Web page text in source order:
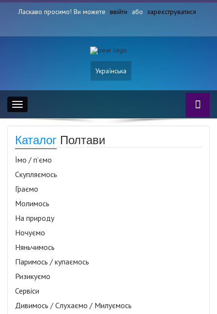
Ласкаво просимо! Ви можете ввійти або зареєструватися
Українська
Toggle
navigation
Каталог Полтави
Їмо / п’ємо
Скупляємось
Граємо
Молимось
На природу
Ночуємо
Няньчимось
Паримось / купаємось
Ризикуємо
Сервіси
Дивимось / Слухаємо / Милуємось